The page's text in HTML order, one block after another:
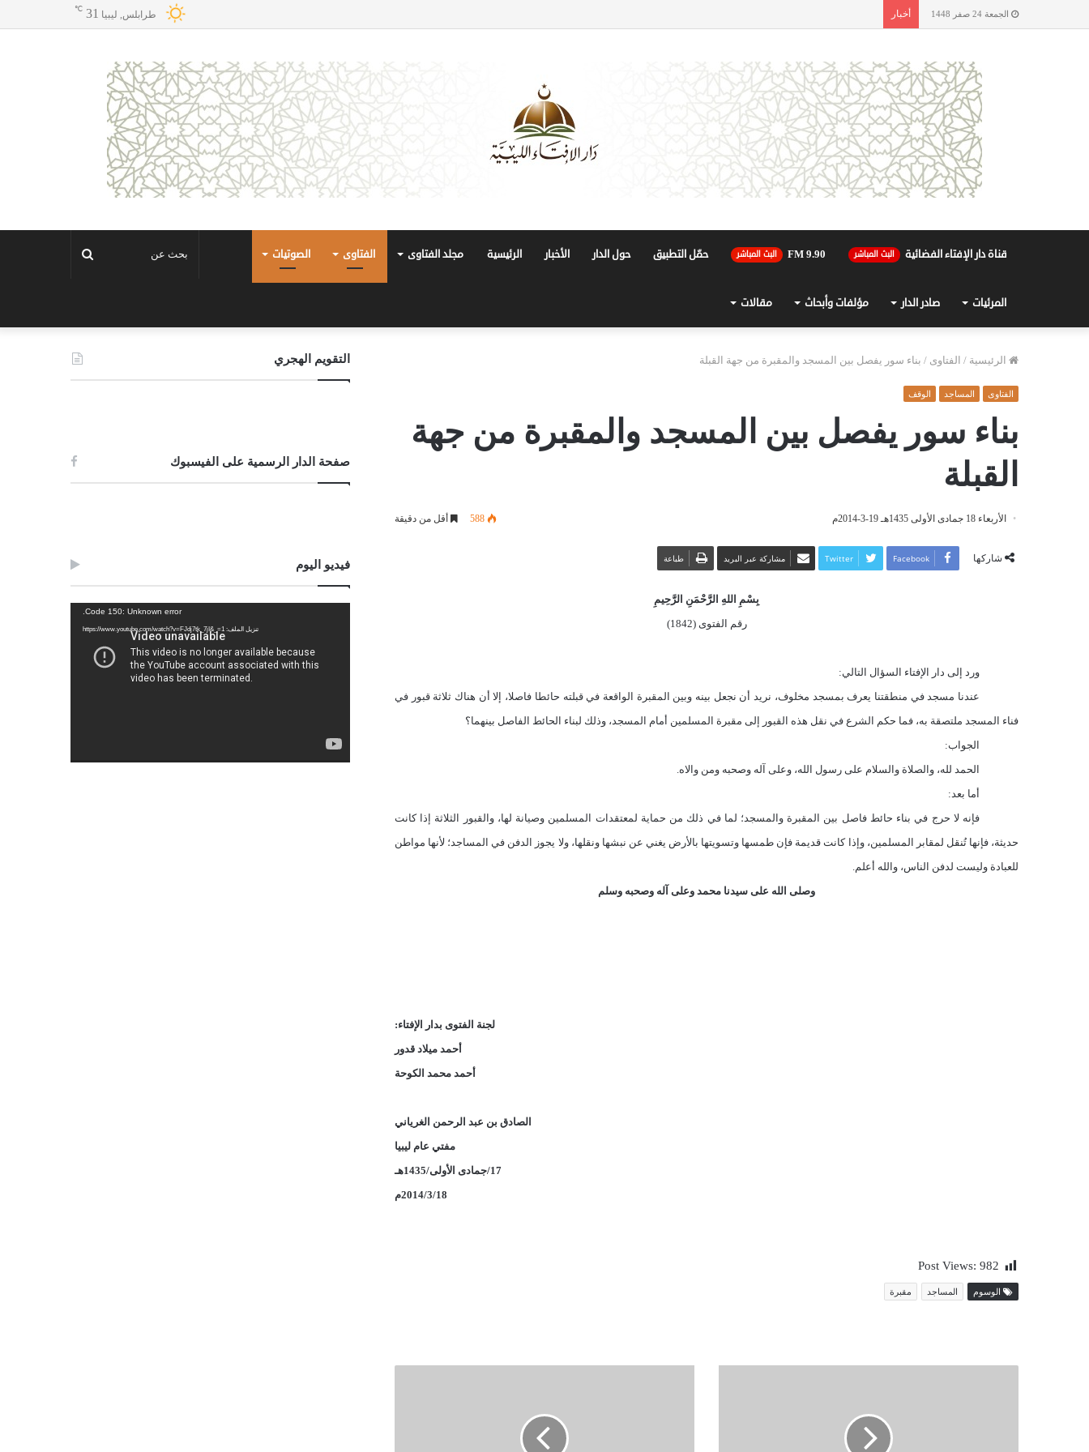
الجمعة 24 صفر 1448 أخبار طرابلس, ليبيا 31
℃
قناة دار الإفتاء الفضائية البث المباشر 90.FM 9 البث المباشر حمّل التطبيق حول الدار الأخبار الرئيسية مجلد الفتاوى الفتاوى الصوتيات
المرئيات صادر الدار مؤلفات وأبحاث مقالات
الرئيسية / الفتاوى / بناء سور يفصل بين المسجد والمقبرة من جهة القبلة
الفتاوى المساجد الوقف
بناء سور يفصل بين المسجد والمقبرة من جهة
القبلة
الأربعاء 18 جمادى الأولى 1435هـ 19-3-2014م 588 أقل من دقيقة
شاركها Facebook
Twitter مشاركة عبر البريد طباعة
بِسْمِ اللهِ الرَّحْمَنِ الرَّحِيمِ
رقم الفتوى (1842)
ورد إلى دار الإفتاء السؤال التالي:
عندنا مسجد في منطقتنا يعرف بمسجد مخلوف، نريد أن نجعل بينه وبين المقبرة الواقعة في قبلته حائطا فاصلا، إلا أن هناك ثلاثة قبور في
فناء المسجد ملتصقة به، فما حكم الشرع في نقل هذه القبور إلى مقبرة المسلمين أمام المسجد، وذلك لبناء الحائط الفاصل بينهما؟
الجواب:
الحمد لله، والصلاة والسلام على رسول الله، وعلى آله وصحبه ومن والاه.
أما بعد:
فإنه لا حرج في بناء حائط فاصل بين المقبرة والمسجد؛ لما في ذلك من حماية لمعتقدات المسلمين وصيانة لها، والقبور الثلاثة إذا كانت
حديثة، فإنها تُنقل لمقابر المسلمين، وإذا كانت قديمة فإن طمسها وتسويتها بالأرض يغني عن نبشها ونقلها، ولا يجوز الدفن في المساجد؛ لأنها مواطن
للعبادة وليست لدفن الناس، والله أعلم.
وصلى الله على سيدنا محمد وعلى آله وصحبه وسلم
لجنة الفتوى بدار الإفتاء:
أحمد ميلاد قدور
أحمد محمد الكوحة
الصادق بن عبد الرحمن الغرياني
مفتي عام ليبيا
17/جمادى الأولى/1435هـ
2014/3/18م
Post Views: 982
الوسوم المساجد مقبرة
التقويم الهجري
صفحة الدار الرسمية على الفيسبوك
فيديو اليوم
Code 150: Unknown error.
تنزيل الملف: https://www.youtube.com/watch?v=FJdj7tk_7jI&_=1